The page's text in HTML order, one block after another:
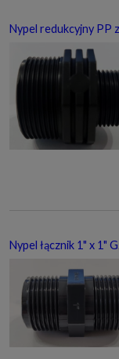
Nypel redukcyjny PP
Nypel łącznik 1" x 1"